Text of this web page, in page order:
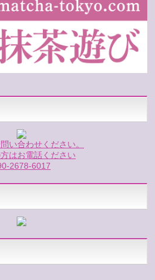
い合わせください。
はお電話ください
2678-6017